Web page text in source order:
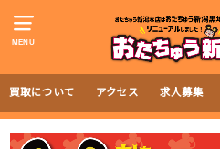
MENU
買取について アクセス 求人募集